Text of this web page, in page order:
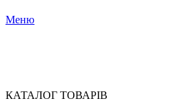
Меню
КАТАЛОГ ТОВАРІВ